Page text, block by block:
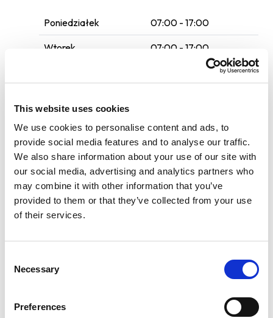
This website uses cookies
We use cookies to personalise content and ads, to
provide social media features and to analyse our traffic.
We also share information about your use of our site with
our social media, advertising and analytics partners who
may combine it with other information that you’ve
provided to them or that they’ve collected from your use
of their services.
Selection
Necessary
Preferences
Poniedziałek 07:00 - 17:00
Wtorek 07:00 - 17:00
Piątek 07:00 - 17:00
Sobota 09:00 - 15:00
737 336 344
Poczekalnia
Samochody dostawcze